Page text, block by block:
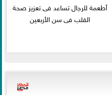
أطعمة للرجال تساعد فى تعزيز صحة
القلب فى سن الأربعين